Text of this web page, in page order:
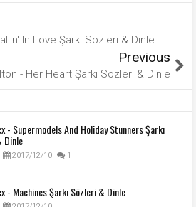
In Love Şarkı Sözleri & Dinle
Previous
- Her Heart Şarkı Sözleri & Dinle
- Supermodels And Holiday Stunners Şarkı
Dinle
2017/12/10 1
- Machines Şarkı Sözleri & Dinle